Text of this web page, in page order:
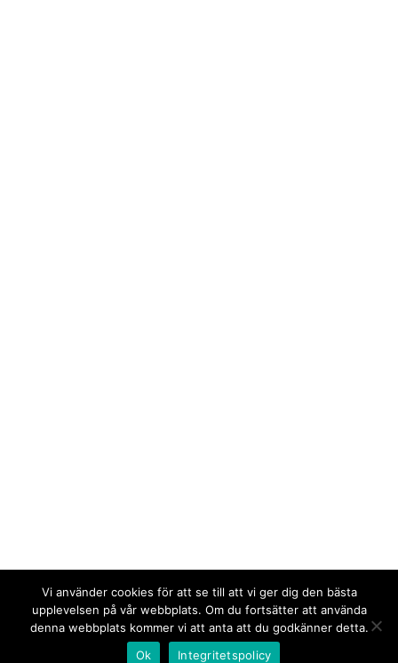
Vi använder cookies för att se till att vi ger dig den bästa
upplevelsen på vår webbplats. Om du fortsätter att använda
denna webbplats kommer vi att anta att du godkänner detta.
Ok
Integritetspolicy